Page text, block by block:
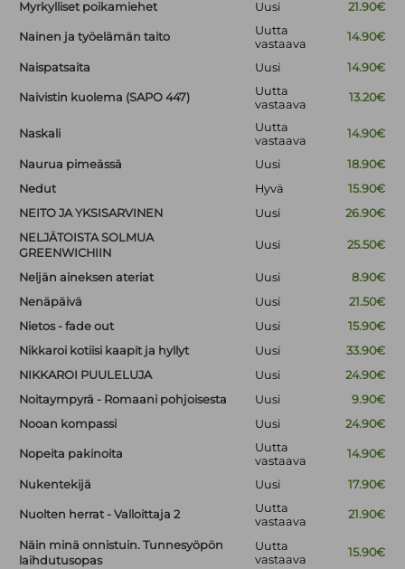
Myrkylliset poikamiehet Uusi 21.90€
Nainen ja työelämän taito
Uutta
vastaava
14.90€
Naispatsaita Uusi 14.90€
Naivistin kuolema (SAPO 447)
Uutta
vastaava
13.20€
Naskali
Uutta
vastaava
14.90€
Naurua pimeässä Uusi
18.90€
Nedut
Hyvä
15.90€
NEITO JA YKSISARVINEN
Uusi
26.90€
NELJÄTOISTA SOLMUA
GREENWICHIIN
Uusi 25.50€
Neljän aineksen ateriat Uusi
8.90€
Nenäpäivä
Uusi
21.50€
Nietos - fade out
Uusi
15.90€
Nikkaroi kotiisi kaapit ja hyllyt
Uusi
33.90€
NIKKAROI PUULELUJA
Uusi
24.90€
Noitaympyrä - Romaani pohjoisesta
Uusi
9.90€
Nooan kompassi
Uusi 24.90€
Nopeita pakinoita
Uutta
vastaava
14.90€
Nukentekijä Uusi 17.90€
Nuolten herrat - Valloittaja 2
Uutta
vastaava
21.90€
Näin minä onnistuin. Tunnesyöpön
laihdutusopas
Uutta
vastaava
15.90€